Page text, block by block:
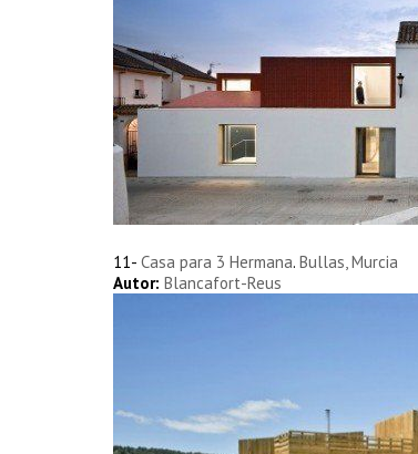
11- Casa para 3 Hermana. Bullas, Murcia
Autor: Blancafort-Reus